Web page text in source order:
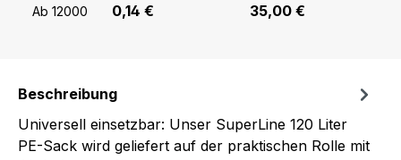
Ab 12000 0,14 € 35,00 €
Beschreibung
Universell einsetzbar: Unser SuperLine 120 Liter
PE-Sack wird geliefert auf der praktischen Rolle mit